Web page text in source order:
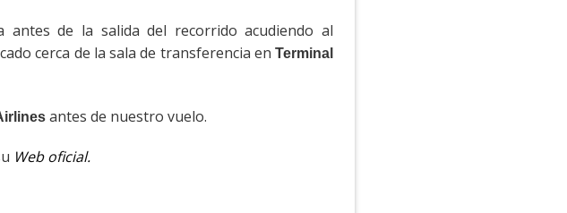
de la salida del recorrido acudiendo al
cerca de la sala de transferencia en Terminal
antes de nuestro vuelo.
Web oficial.